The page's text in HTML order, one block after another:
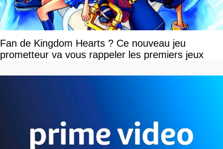
Fan de Kingdom Hearts ? Ce nouveau jeu
prometteur va vous rappeler les premiers jeux